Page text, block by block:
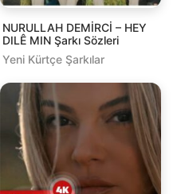
NURULLAH DEMİRCİ – HEY
DILÊ MIN Şarkı Sözleri
Yeni Kürtçe Şarkılar